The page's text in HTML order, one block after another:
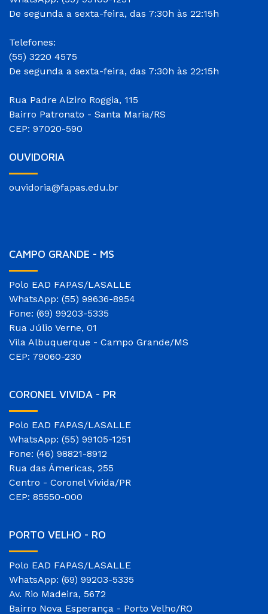
De segunda a sexta-feira, das 7:30h às 22:15h
Telefones:
(55) 3220 4575
De segunda a sexta-feira, das 7:30h às 22:15h
Rua Padre Alziro Roggia, 115
Bairro Patronato - Santa Maria/RS
CEP: 97020-590
OUVIDORIA
ouvidoria@fapas.edu.br
CAMPO GRANDE - MS
Polo EAD FAPAS/LASALLE
WhatsApp: (55) 99636-8954
Fone: (69) 99203-5335
Rua Júlio Verne, 01
Vila Albuquerque - Campo Grande/MS
CEP: 79060-230
CORONEL VIVIDA - PR
Polo EAD FAPAS/LASALLE
WhatsApp: (55) 99105-1251
Fone: (46) 98821-8912
Rua das Ámericas, 255
Centro - Coronel Vivida/PR
CEP: 85550-000
PORTO VELHO - RO
Polo EAD FAPAS/LASALLE
WhatsApp: (69) 99203-5335
Av. Rio Madeira, 5672
Bairro Nova Esperança - Porto Velho/RO